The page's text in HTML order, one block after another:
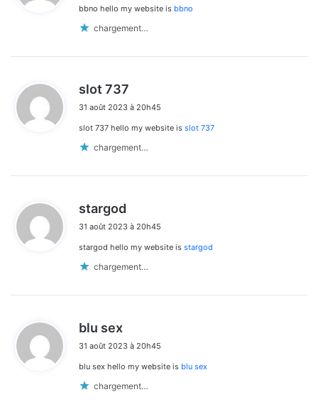
bbno hello my website is bbno
chargement…
slot 737
t
31 août 2023 à 20h45
slot 737 hello my website is slot 737
chargement…
stargod
t
31 août 2023 à 20h45
stargod hello my website is stargod
chargement…
blu sex
t
31 août 2023 à 20h45
blu sex hello my website is blu sex
chargement…